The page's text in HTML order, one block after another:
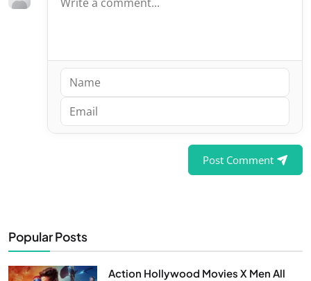
Post Comment
Popular Posts
Action Hollywood Movies X Men All